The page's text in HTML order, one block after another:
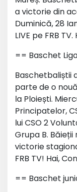
a victorie din
Duminică, 28
LIVE pe FRB
== Baschet
Baschetbaliștii
parte de o
la Ploiești.
Principatelor,
lui CSO 2
Grupa B.
victorie
FRB TV! Hai,
== Baschet